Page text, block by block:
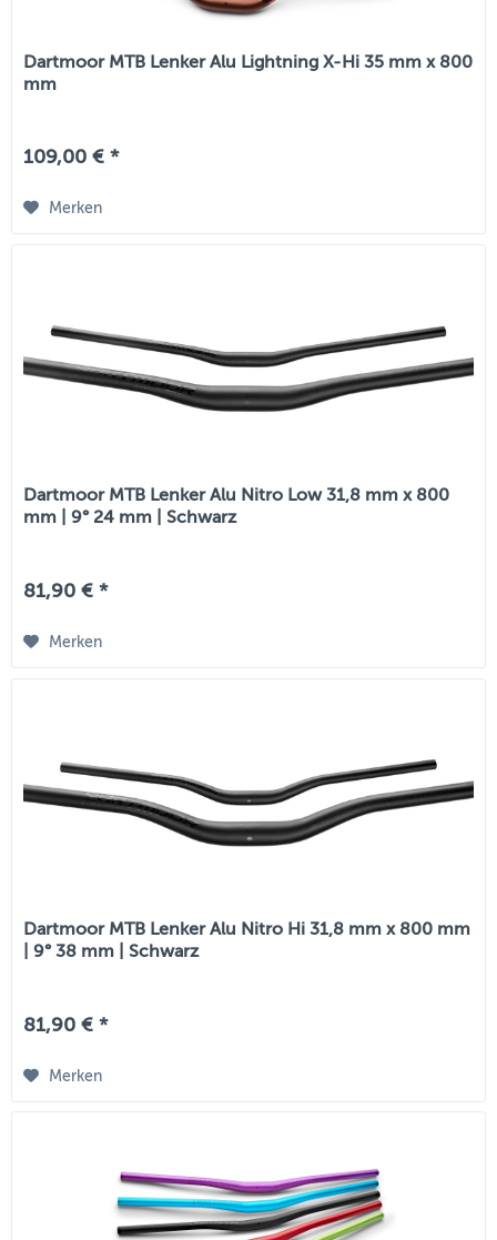
Dartmoor MTB Lenker Alu Lightning X-Hi 35 mm x 800
mm
109,00 € *
Merken
Dartmoor MTB Lenker Alu Nitro Low 31,8 mm x 800
mm | 9° 24 mm | Schwarz
81,90 € *
Merken
Dartmoor MTB Lenker Alu Nitro Hi 31,8 mm x 800 mm
| 9° 38 mm | Schwarz
81,90 € *
Merken